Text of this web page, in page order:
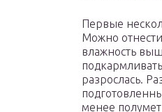
Первые
Можно
влажность
разрослась.
менее